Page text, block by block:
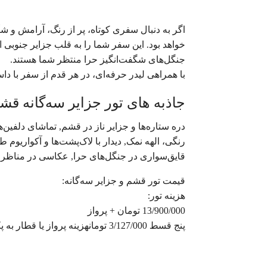
خواهد بود. این سفر شما را به قلب جزایر
جنگل‌های شگفت‌انگیز حرا منتظر شما هستند.
با همراهی لیدر حرفه‌ای، در هر قدم از سفر با
جاذبه های تور جزایر سه‌گانه قشم،
دره ستاره‌ها و جزایر ناز در قشم, تماشای
رنگی، الهه نمک, دیدار با لاک‌پشت‌ها و
قایق‌سواری در جنگل‌های حرا, عکاسی در
قیمت تور قشم و جزایر سه‌گانه:
هزینه تور:
13/900/000 تومان + پرواز
پنج قسط 3/127/000 تومانهزینه پرواز یا قطار به پکیج اضافه میشود حدود پرواز 13 میلیون تومان